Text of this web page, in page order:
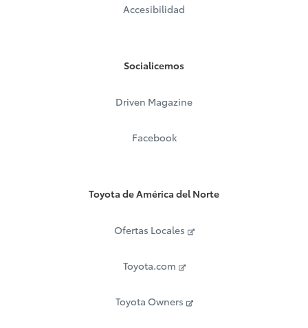
Accesibilidad
Socialicemos
Driven Magazine
Facebook
Toyota de América del Norte
Ofertas Locales
Toyota.com
Toyota Owners